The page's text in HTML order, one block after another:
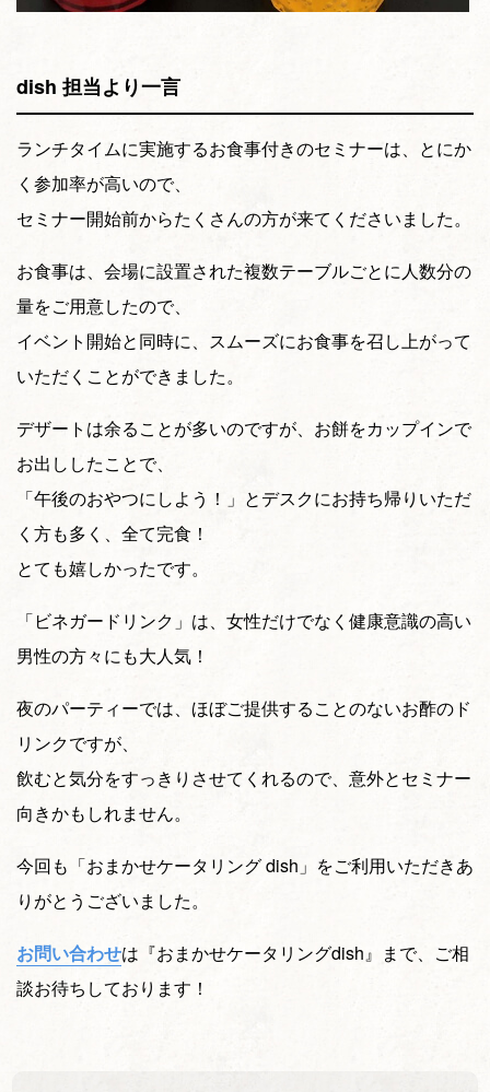
dish 担当より一言
ランチタイムに実施するお食事付きのセミナーは、とにか
く参加率が高いので、
セミナー開始前からたくさんの方が来てくださいました。
お食事は、会場に設置された複数テーブルごとに人数分の
量をご用意したので、
イベント開始と同時に、スムーズにお食事を召し上がって
いただくことができました。
デザートは余ることが多いのですが、お餅をカップインで
お出ししたことで、
「午後のおやつにしよう！」とデスクにお持ち帰りいただ
く方も多く、全て完食！
とても嬉しかったです。
「ビネガードリンク」は、女性だけでなく健康意識の高い
男性の方々にも大人気！
夜のパーティーでは、ほぼご提供することのないお酢のド
リンクですが、
飲むと気分をすっきりさせてくれるので、意外とセミナー
向きかもしれません。
今回も「おまかせケータリング dish」をご利用いただきあ
りがとうございました。
お問い合わせは『おまかせケータリングdish』まで、ご相
談お待ちしております！